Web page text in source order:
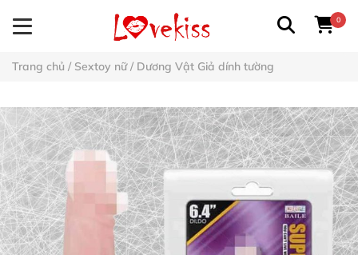
0
Trang chủ / Sextoy nữ/ Dương Vật Giả dính tường